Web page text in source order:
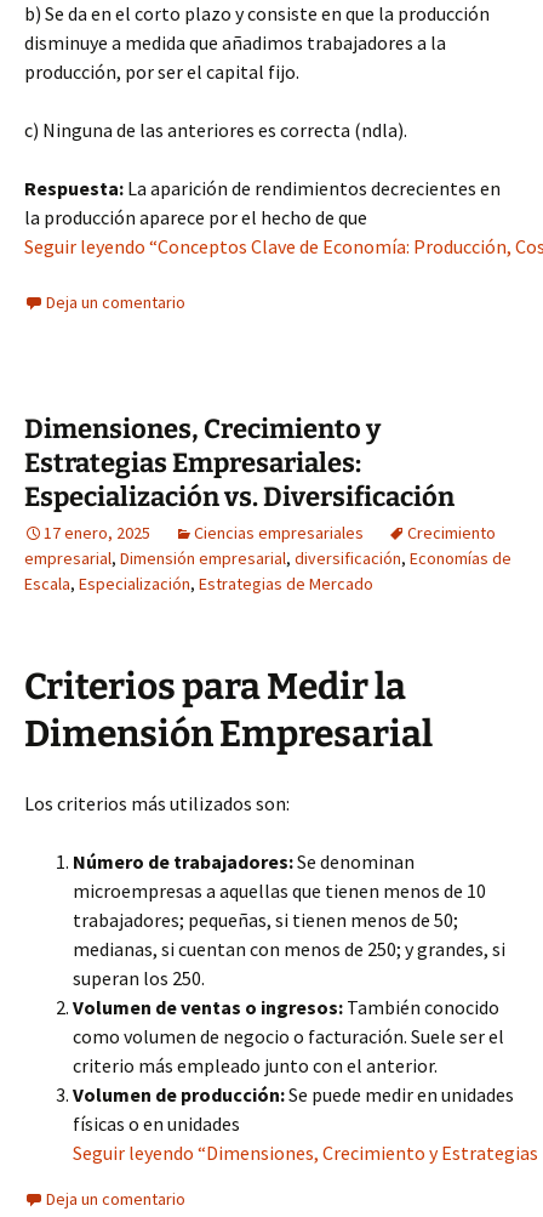
b) Se da en el corto plazo y consiste en que la producción
disminuye a medida que añadimos trabajadores a la
producción, por ser el capital fijo.
c) Ninguna de las anteriores es correcta (ndla).
Respuesta: La aparición de rendimientos decrecientes en
la producción aparece por el hecho de que
Seguir leyendo “Conceptos Clave de Economía: Producción,
Deja un comentario
Dimensiones, Crecimiento y
Estrategias Empresariales:
Especialización vs. Diversificación
17 enero, 2025 Ciencias empresariales
Crecimiento
empresarial, Dimensión empresarial, diversificación, Economías de
Escala, Especialización, Estrategias de Mercado
Criterios para Medir la
Dimensión Empresarial
Los criterios más utilizados son:
Número de trabajadores:Se denominan
microempresas a aquellas que tienen menos de 10
trabajadores; pequeñas, si tienen menos de 50;
medianas, si cuentan con menos de 250; y grandes, si
superan los 250.
Volumen de ventas o ingresos: También conocido
como volumen de negocio o facturación. Suele ser el
criterio más empleado junto con el anterior.
Volumen de producción:Se puede medir en unidades
físicas o en unidades
Seguir leyendo “Dimensiones, Crecimiento y
Deja un comentario